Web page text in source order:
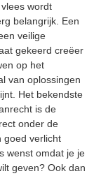
wordt
belangrijk. Een
veilige
gekeerd creëer
op het
van oplossingen
Het bekendste
is de
onder de
goed verlicht
wenst omdat je je
geven? Ook dan